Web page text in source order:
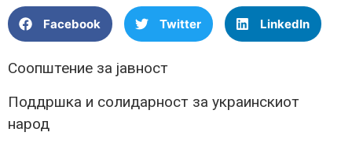
Facebook Twitter LinkedIn
Соопштение за јавност
Поддршка и солидарност за украинскиот
народ